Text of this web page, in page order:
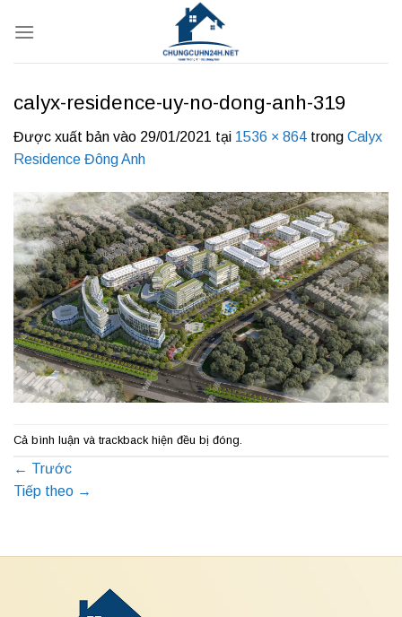
qua
calyx-residence-uy-no-dong-anh-319
Được xuất bản vào 29/01/2021 tại 1536 × 864 trong Calyx
Residence Đông Anh
Cả bình luận và trackback hiện đều bị đóng.
← Trước
Tiếp theo →